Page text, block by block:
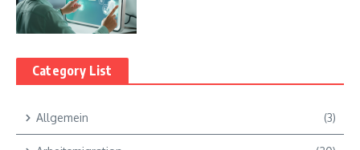
Category List
Allgemein (3)